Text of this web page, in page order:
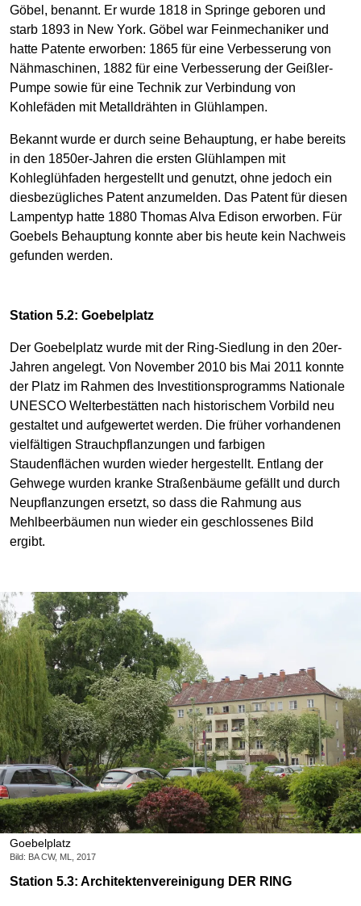
Göbel, benannt. Er wurde 1818 in Springe geboren und
starb 1893 in New York. Göbel war Feinmechaniker und
hatte Patente erworben: 1865 für eine Verbesserung von
Nähmaschinen, 1882 für eine Verbesserung der Geißler-
Pumpe sowie für eine Technik zur Verbindung von
Kohlefäden mit Metalldrähten in Glühlampen.
Bekannt wurde er durch seine Behauptung, er habe bereits
in den 1850er-Jahren die ersten Glühlampen mit
Kohleglühfaden hergestellt und genutzt, ohne jedoch ein
diesbezügliches Patent anzumelden. Das Patent für diesen
Lampentyp hatte 1880 Thomas Alva Edison erworben. Für
Goebels Behauptung konnte aber bis heute kein Nachweis
gefunden werden.
Station 5.2: Goebelplatz
Der Goebelplatz wurde mit der Ring-Siedlung in den 20er-
Jahren angelegt. Von November 2010 bis Mai 2011 konnte
der Platz im Rahmen des Investitionsprogramms Nationale
UNESCO Welterbestätten nach historischem Vorbild neu
gestaltet und aufgewertet werden. Die früher vorhandenen
vielfältigen Strauchpflanzungen und farbigen
Staudenflächen wurden wieder hergestellt. Entlang der
Gehwege wurden kranke Straßenbäume gefällt und durch
Neupflanzungen ersetzt, so dass die Rahmung aus
Mehlbeerbäumen nun wieder ein geschlossenes Bild
ergibt.
Goebelplatz
Bild: BA CW, ML, 2017
Station 5.3: Architektenvereinigung DER RING